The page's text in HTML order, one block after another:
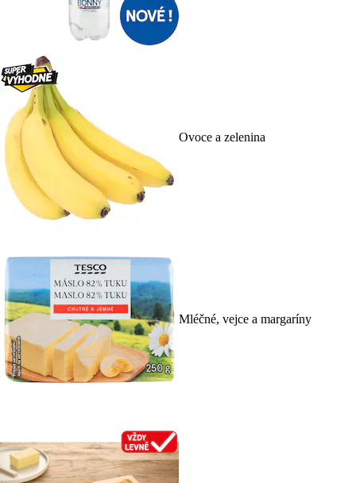
Ovoce a zelenina
Mléčné, vejce a margaríny